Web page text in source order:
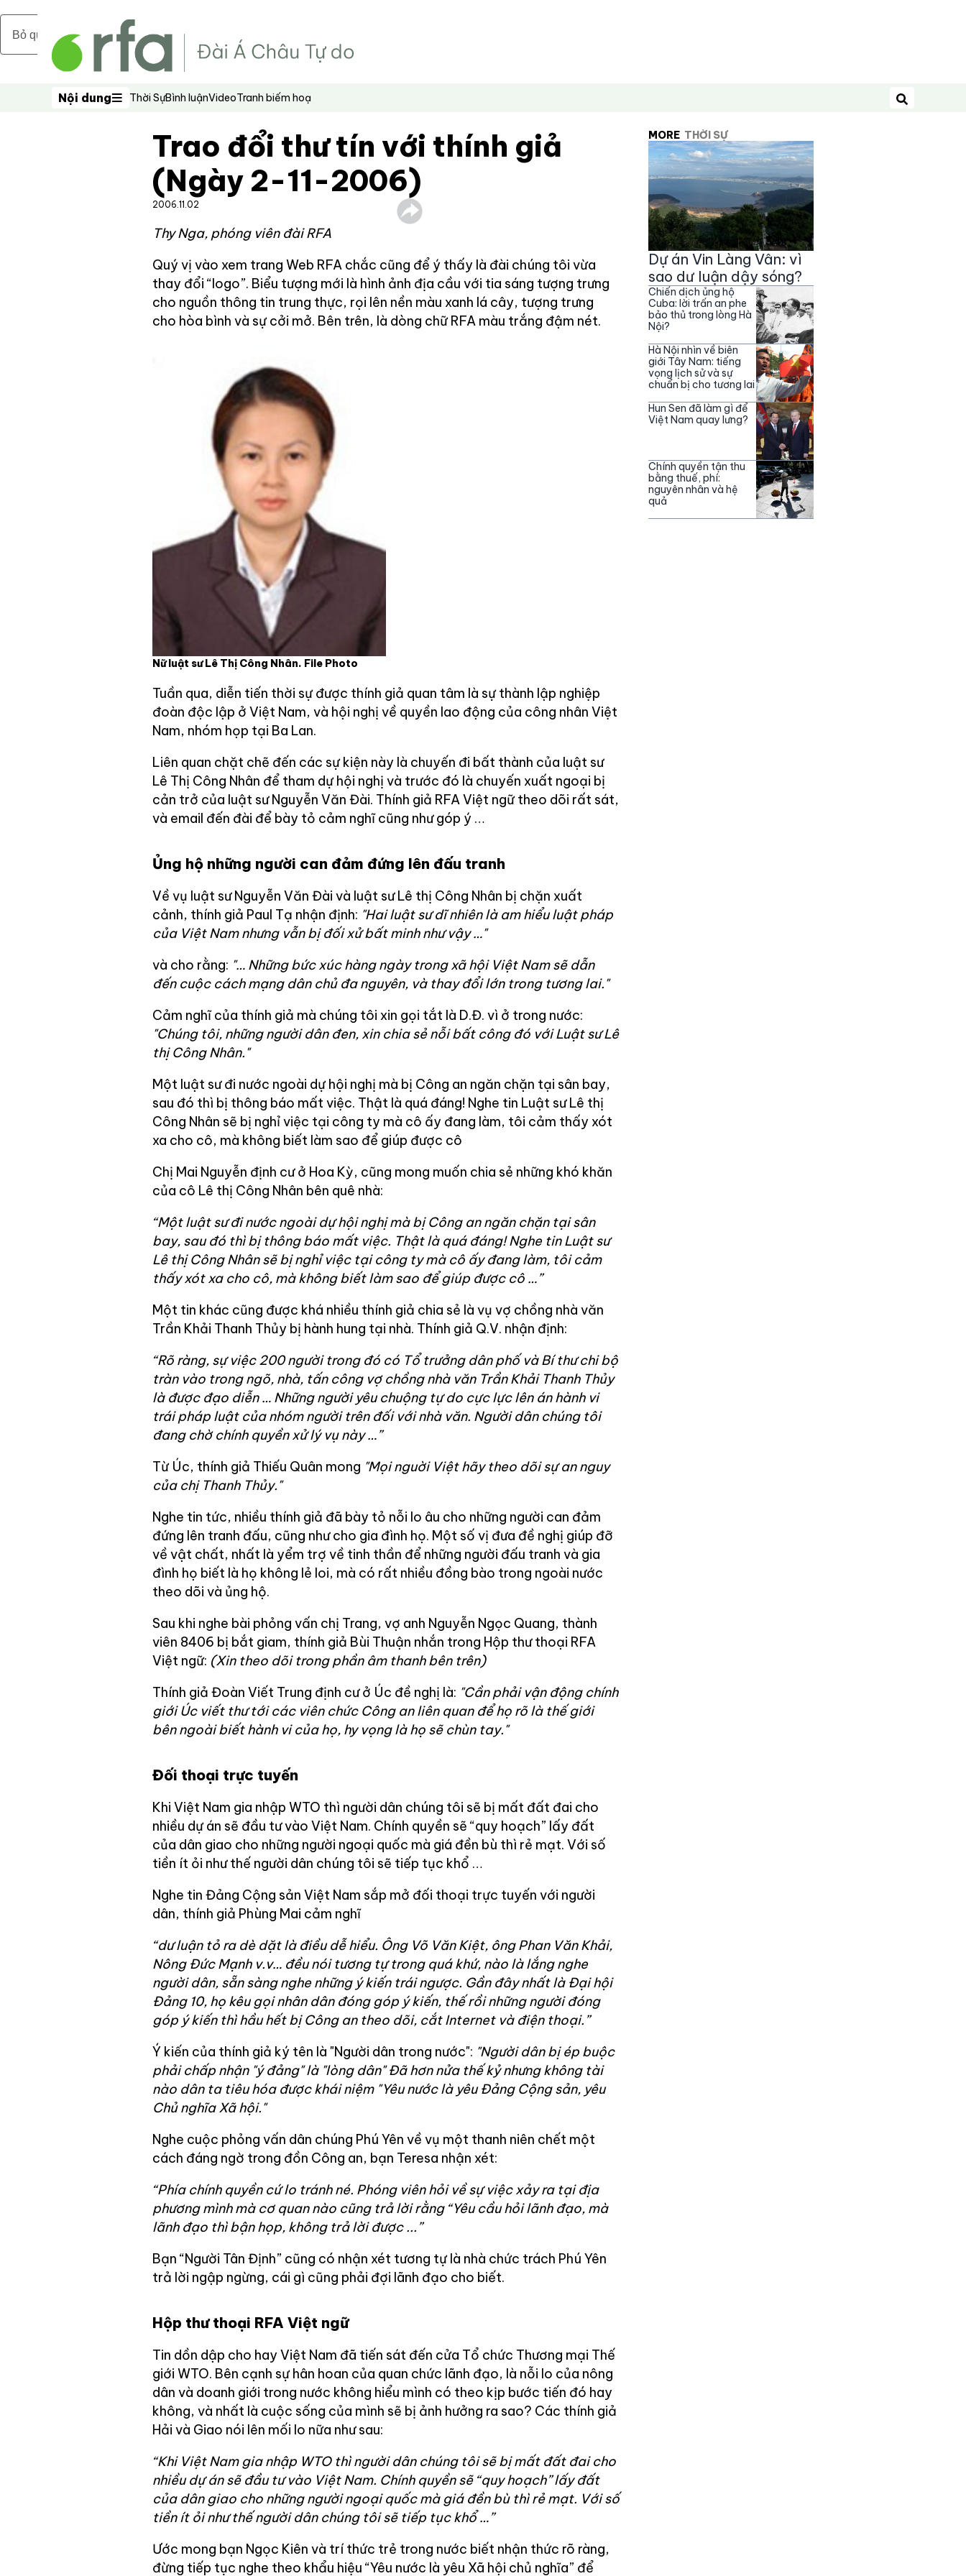
Bỏ qua nội dung chính
Nội dung
Nội dung Thời SựBình luậnVideoTranh biếm hoạ
Tìm kiếm
Trao đổi thư tín với thính giả
(Ngày 2-11-2006)
2006.11.02
Thy Nga, phóng viên đài RFA
Quý vị vào xem trang Web RFA chắc cũng để ý thấy là đài chúng tôi vừa
thay đổi “logo”. Biểu tượng mới là hình ảnh địa cầu với tia sáng tượng trưng
cho nguồn thông tin trung thực, rọi lên nền màu xanh lá cây, tượng trưng
cho hòa bình và sự cởi mở. Bên trên, là dòng chữ RFA màu trắng đậm nét.
Nữ luật sư Lê Thị Công Nhân. File Photo
Tuần qua, diễn tiến thời sự được thính giả quan tâm là sự thành lập nghiệp
đoàn độc lập ở Việt Nam, và hội nghị về quyền lao động của công nhân Việt
Nam, nhóm họp tại Ba Lan.
Liên quan chặt chẽ đến các sự kiện này là chuyến đi bất thành của luật sư
Lê Thị Công Nhân để tham dự hội nghị và trước đó là chuyến xuất ngoại bị
cản trở của luật sư Nguyễn Văn Đài. Thính giả RFA Việt ngữ theo dõi rất sát,
và email đến đài để bày tỏ cảm nghĩ cũng như góp ý …
Ủng hộ những người can đảm đứng lên đấu tranh
Về vụ luật sư Nguyễn Văn Đài và luật sư Lê thị Công Nhân bị chặn xuất
cảnh, thính giả Paul Tạ nhận định: "Hai luật sư dĩ nhiên là am hiểu luật pháp
của Việt Nam nhưng vẫn bị đối xử bất minh như vậy …"
và cho rằng: "… Những bức xúc hàng ngày trong xã hội Việt Nam sẽ dẫn
đến cuộc cách mạng dân chủ đa nguyên, và thay đổi lớn trong tương lai."
Cảm nghĩ của thính giả mà chúng tôi xin gọi tắt là D.Đ. vì ở trong nước:
"Chúng tôi, những người dân đen, xin chia sẻ nỗi bất công đó với Luật sư Lê
thị Công Nhân."
Một luật sư đi nước ngoài dự hội nghị mà bị Công an ngăn chặn tại sân bay,
sau đó thì bị thông báo mất việc. Thật là quá đáng! Nghe tin Luật sư Lê thị
Công Nhân sẽ bị nghỉ việc tại công ty mà cô ấy đang làm, tôi cảm thấy xót
xa cho cô, mà không biết làm sao để giúp được cô
Chị Mai Nguyễn định cư ở Hoa Kỳ, cũng mong muốn chia sẻ những khó khăn
của cô Lê thị Công Nhân bên quê nhà:
“Một luật sư đi nước ngoài dự hội nghị mà bị Công an ngăn chặn tại sân
bay, sau đó thì bị thông báo mất việc. Thật là quá đáng! Nghe tin Luật sư
Lê thị Công Nhân sẽ bị nghỉ việc tại công ty mà cô ấy đang làm, tôi cảm
thấy xót xa cho cô, mà không biết làm sao để giúp được cô …”
Một tin khác cũng được khá nhiều thính giả chia sẻ là vụ vợ chồng nhà văn
Trần Khải Thanh Thủy bị hành hung tại nhà. Thính giả Q.V. nhận định:
“Rõ ràng, sự việc 200 người trong đó có Tổ trưởng dân phố và Bí thư chi bộ
tràn vào trong ngõ, nhà, tấn công vợ chồng nhà văn Trần Khải Thanh Thủy
là được đạo diễn … Những người yêu chuộng tự do cực lực lên án hành vi
trái pháp luật của nhóm người trên đối với nhà văn. Người dân chúng tôi
đang chờ chính quyền xử lý vụ này …”
Từ Úc, thính giả Thiếu Quân mong "Mọi nguời Việt hãy theo dõi sự an nguy
của chị Thanh Thủy."
Nghe tin tức, nhiều thính giả đã bày tỏ nỗi lo âu cho những người can đảm
đứng lên tranh đấu, cũng như cho gia đình họ. Một số vị đưa đề nghị giúp đỡ
về vật chất, nhất là yểm trợ về tinh thần để những người đấu tranh và gia
đình họ biết là họ không lẻ loi, mà có rất nhiều đồng bào trong ngoài nước
theo dõi và ủng hộ.
Sau khi nghe bài phỏng vấn chị Trang, vợ anh Nguyễn Ngọc Quang, thành
viên 8406 bị bắt giam, thính giả Bùi Thuận nhắn trong Hộp thư thoại RFA
Việt ngữ: (Xin theo dõi trong phần âm thanh bên trên)
Thính giả Đoàn Viết Trung định cư ở Úc đề nghị là: "Cần phải vận động chính
giới Úc viết thư tới các viên chức Công an liên quan để họ rõ là thế giới
bên ngoài biết hành vi của họ, hy vọng là họ sẽ chùn tay."
Đối thoại trực tuyến
Khi Việt Nam gia nhập WTO thì người dân chúng tôi sẽ bị mất đất đai cho
nhiều dự án sẽ đầu tư vào Việt Nam. Chính quyền sẽ “quy hoạch” lấy đất
của dân giao cho những người ngoại quốc mà giá đền bù thì rẻ mạt. Với số
tiền ít ỏi như thế người dân chúng tôi sẽ tiếp tục khổ …
Nghe tin Đảng Cộng sản Việt Nam sắp mở đối thoại trực tuyến với người
dân, thính giả Phùng Mai cảm nghĩ
“dư luận tỏ ra dè dặt là điều dễ hiểu. Ông Võ Văn Kiệt, ông Phan Văn Khải,
Nông Đức Mạnh v.v… đều nói tương tự trong quá khứ, nào là lắng nghe
người dân, sẵn sàng nghe những ý kiến trái ngược. Gần đây nhất là Đại hội
Đảng 10, họ kêu gọi nhân dân đóng góp ý kiến, thế rồi những người đóng
góp ý kiến thì hầu hết bị Công an theo dõi, cắt Internet và điện thoại.”
Ý kiến của thính giả ký tên là "Người dân trong nước": "Người dân bị ép buộc
phải chấp nhận "ý đảng" là "lòng dân" Đã hơn nửa thế kỷ nhưng không tài
nào dân ta tiêu hóa được khái niệm "Yêu nước là yêu Đảng Cộng sản, yêu
Chủ nghĩa Xã hội."
Nghe cuộc phỏng vấn dân chúng Phú Yên về vụ một thanh niên chết một
cách đáng ngờ trong đồn Công an, bạn Teresa nhận xét:
“Phía chính quyền cứ lo tránh né. Phóng viên hỏi về sự việc xảy ra tại địa
phương mình mà cơ quan nào cũng trả lời rằng “Yêu cầu hỏi lãnh đạo, mà
lãnh đạo thì bận họp, không trả lời được ...”
Bạn “Người Tân Định” cũng có nhận xét tương tự là nhà chức trách Phú Yên
trả lời ngập ngừng, cái gì cũng phải đợi lãnh đạo cho biết.
Hộp thư thoại RFA Việt ngữ
Tin dồn dập cho hay Việt Nam đã tiến sát đến cửa Tổ chức Thương mại Thế
giới WTO. Bên cạnh sự hân hoan của quan chức lãnh đạo, là nỗi lo của nông
dân và doanh giới trong nước không hiểu mình có theo kịp bước tiến đó hay
không, và nhất là cuộc sống của mình sẽ bị ảnh hưởng ra sao? Các thính giả
Hải và Giao nói lên mối lo nữa như sau:
“Khi Việt Nam gia nhập WTO thì người dân chúng tôi sẽ bị mất đất đai cho
nhiều dự án sẽ đầu tư vào Việt Nam. Chính quyền sẽ “quy hoạch” lấy đất
của dân giao cho những người ngoại quốc mà giá đền bù thì rẻ mạt. Với số
tiền ít ỏi như thế người dân chúng tôi sẽ tiếp tục khổ …”
Ước mong bạn Ngọc Kiên và trí thức trẻ trong nước biết nhận thức rõ ràng,
đừng tiếp tục nghe theo khẩu hiệu “Yêu nước là yêu Xã hội chủ nghĩa” để
MORE THỜI SỰ
Dự án Vin Làng Vân: vì
sao dư luận dậy sóng?
Chiến dịch ủng hộ
Cuba: lời trấn an phe
bảo thủ trong lòng Hà
Nội?
Hà Nội nhìn về biên
giới Tây Nam: tiếng
vọng lịch sử và sự
chuẩn bị cho tương lai
Hun Sen đã làm gì để
Việt Nam quay lưng?
Chính quyền tận thu
bằng thuế, phí:
nguyên nhân và hệ
quả